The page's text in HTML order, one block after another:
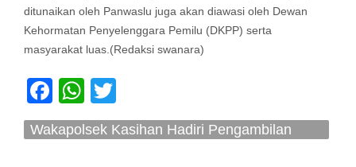
ditunaikan oleh Panwaslu juga akan diawasi oleh Dewan
Kehormatan Penyelenggara Pemilu (DKPP) serta
masyarakat luas.(Redaksi swanara)
Facebook
WhatsApp
Wakapolsek Kasihan Hadiri Pengambilan